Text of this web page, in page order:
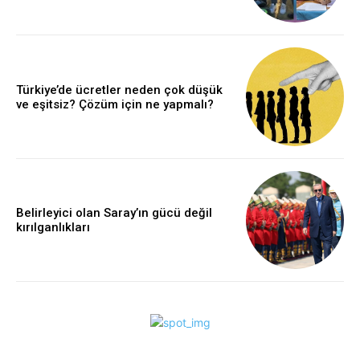
Türkiye’de ücretler neden çok düşük
ve eşitsiz? Çözüm için ne yapmalı?
Belirleyici olan Saray’ın gücü değil
kırılganlıkları